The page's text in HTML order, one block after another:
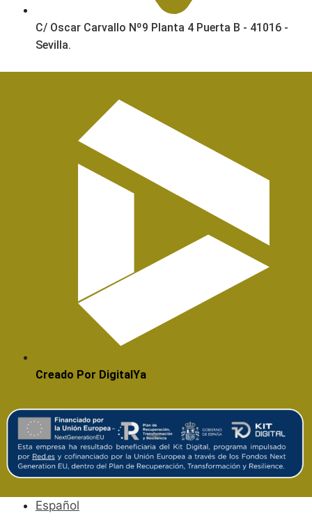
C/ Oscar Carvallo Nº9 Planta 4 Puerta B - 41016 -
Sevilla.
Creado Por DigitalYa
Español